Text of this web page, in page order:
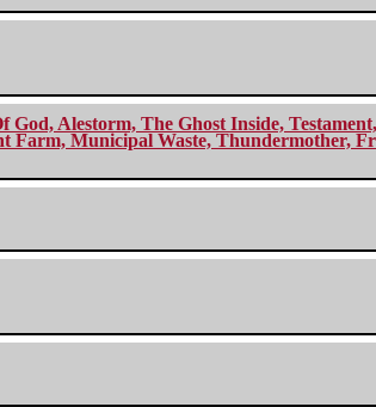
Alestorm, The Ghost Inside,
Farm, Municipal Waste, Thundermother,